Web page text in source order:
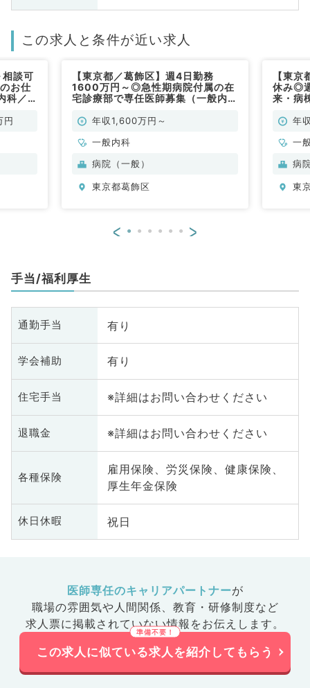
この求人と条件が近い求人
談可
お仕
科／
円
【東京都／葛飾区】週4日勤務
1600万円～◎急性期病院付属の在
宅診療部で専任医師募集（一般内科
年収1,600万円～
一般内科
病院（一般）
東京都葛飾区
【東
休み◎
来・病
年
一
病
東
< >
手当/福利厚生
通勤手当 有り
学会補助 有り
住宅手当 ※詳細はお問い合わせください
退職金 ※詳細はお問い合わせください
各種保険
雇用保険、労災保険、健康保険、
厚生年金保険
休日休暇 祝日
医師専任のキャリアパートナーが
職場の雰囲気や人間関係、 教育・研修制度など
求人票に掲載されていない情報をお伝えします。
この求人に似ている求人を紹介してもらう